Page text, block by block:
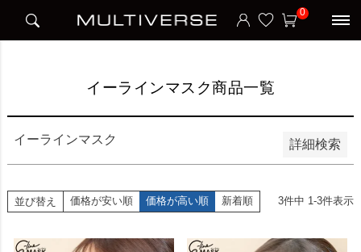
0
イーラインマスク商品一覧
イーラインマスク 詳細検索
並び順
新着順
並び替え 価格が安い順 価格が高い順 新着順 3件中 1-3件表示